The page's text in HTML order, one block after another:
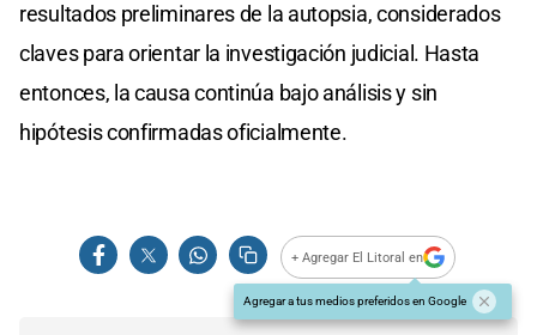
resultados preliminares de la autopsia, considerados
claves para orientar la investigación judicial. Hasta
entonces, la causa continúa bajo análisis y sin
hipótesis confirmadas oficialmente.
+ Agregar El Litoral en
Agregar a tus medios preferidos en Google